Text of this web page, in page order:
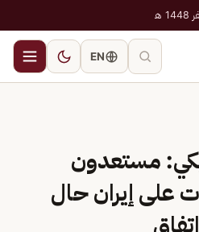
EN
مستعدون
على إيران حال